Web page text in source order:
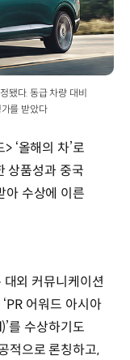
됐다. 동급 차량 대비
를 받았다
‘올해의 차’로
상품성과 중국
아 수상에 이른
외 커뮤니케이션
어워드 아시아
를 수상하기도
적으로 론칭하고,